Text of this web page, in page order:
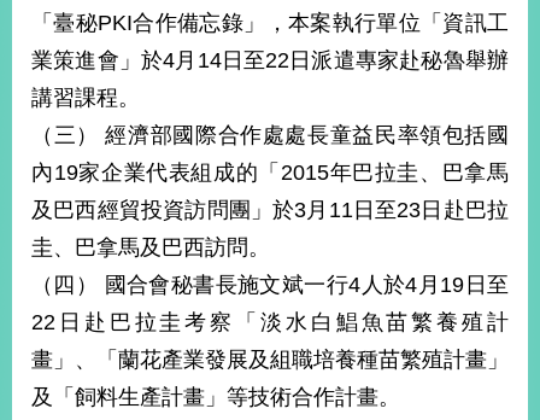
民
服
本
部
相
關
網
站
部
粉
「臺秘PKI合作備忘錄」，本案執行單位「資訊工
業策進會」於4月14日至22日派遣專家赴秘魯舉辦
講習課程。
（三） 經濟部國際合作處處長童益民率領包括國
內19家企業代表組成的「2015年巴拉圭、巴拿馬
及巴西經貿投資訪問團」於3月11日至23日赴巴拉
圭、巴拿馬及巴西訪問。
（四） 國合會秘書長施文斌一行4人於4月19日至
22日赴巴拉圭考察「淡水白鯧魚苗繁養殖計
畫」、「蘭花產業發展及組職培養種苗繁殖計畫」
及「飼料生產計畫」等技術合作計畫。